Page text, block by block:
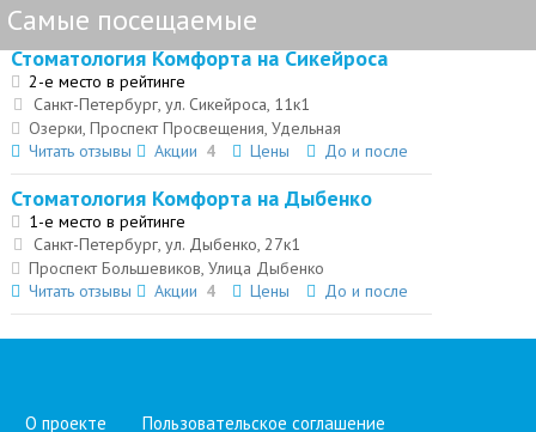
Самые посещаемые
Стоматология Комфорта на Сикейроса
2-е место в рейтинге
Санкт-Петербург, ул. Сикейроса, 11к1
Озерки, Проспект Просвещения, Удельная
Читать отзывы
Акции 4 Цены До и после
Стоматология Комфорта на Дыбенко
1-е место в рейтинге
Санкт-Петербург, ул. Дыбенко, 27к1
Проспект Большевиков, Улица Дыбенко
Читать отзывы
Акции 4 Цены До и после
О проекте Пользовательское соглашение